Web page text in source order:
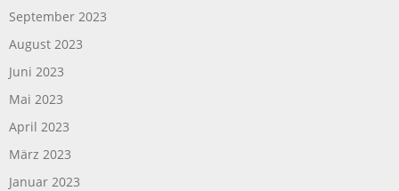
September 2023
August 2023
Juni 2023
Mai 2023
April 2023
März 2023
Januar 2023